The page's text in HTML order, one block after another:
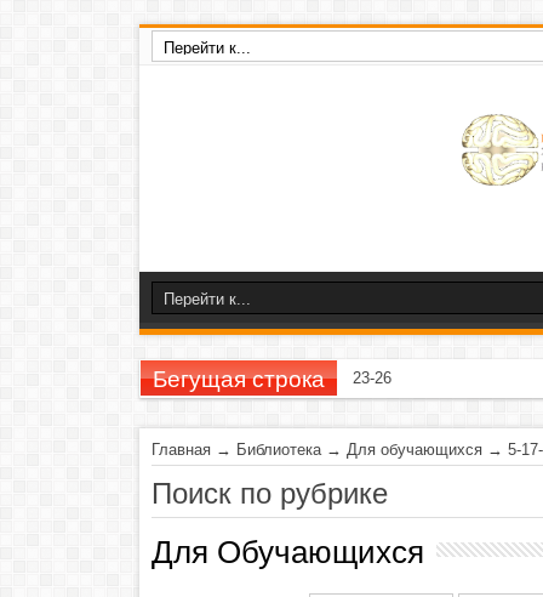
Бегущая строка 23-26 ноября 2020 г
Главная → Библиотека→ Для обучающихся → 5-
Поиск по рубрике
Для Обучающихся